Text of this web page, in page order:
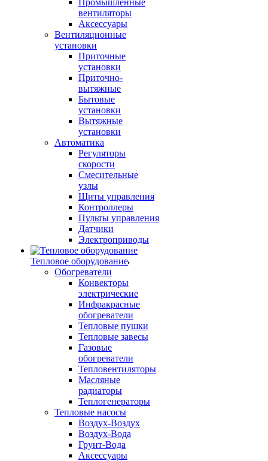
Промышленные
вентиляторы
Аксессуары
Вентиляционные
установки
Приточные
установки
Приточно-
вытяжные
Бытовые
установки
Вытяжные
установки
Автоматика
Регуляторы
скорости
Смесительные
узлы
Щиты управления
Контроллеры
Пульты управления
Датчики
Электроприводы
Тепловое оборудование
Обогреватели
Конвекторы
электрические
Инфракрасные
обогреватели
Тепловые пушки
Тепловые завесы
Газовые
обогреватели
Тепловентиляторы
Масляные
радиаторы
Теплогенераторы
Тепловые насосы
Воздух-Воздух
Воздух-Вода
Грунт-Вода
Аксессуары